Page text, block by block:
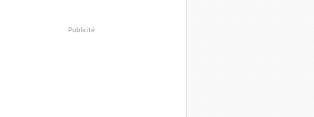
Publicité